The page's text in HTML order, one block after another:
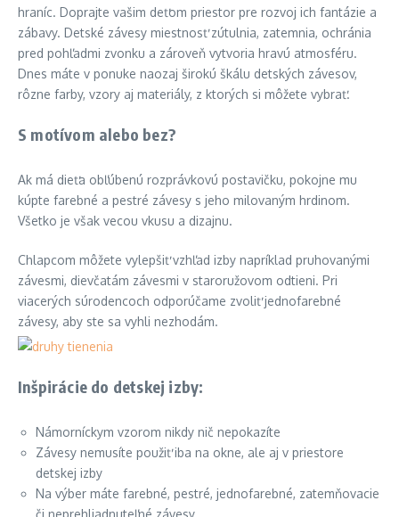
hraníc. Doprajte vašim deťom priestor pre rozvoj ich fantázie a
zábavy. Detské závesy miestnosť zútulnia, zatemnia, ochránia
pred pohľadmi zvonku a zároveň vytvoria hravú atmosféru.
Dnes máte v ponuke naozaj širokú škálu detských závesov,
rôzne farby, vzory aj materiály, z ktorých si môžete vybrať.
S motívom alebo bez?
Ak má dieťa obľúbenú rozprávkovú postavičku, pokojne mu
kúpte farebné a pestré závesy s jeho milovaným hrdinom.
Všetko je však vecou vkusu a dizajnu.
Chlapcom môžete vylepšiť vzhľad izby napríklad pruhovanými
závesmi, dievčatám závesmi v staroružovom odtieni. Pri
viacerých súrodencoch odporúčame zvoliť jednofarebné
závesy, aby ste sa vyhli nezhodám.
Inšpirácie do detskej izby:
Námorníckym vzorom nikdy nič nepokazíte
Závesy nemusíte použiť iba na okne, ale aj v priestore
detskej izby
Na výber máte farebné, pestré, jednofarebné, zatemňovacie
či neprehliadnuteľné závesy